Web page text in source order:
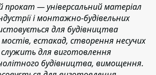
прокат — універсальний матеріал
і монтажно-будівельних
для будівництва
естакад, створення несучих
служить для виготовлення
будівництва, вимощення.